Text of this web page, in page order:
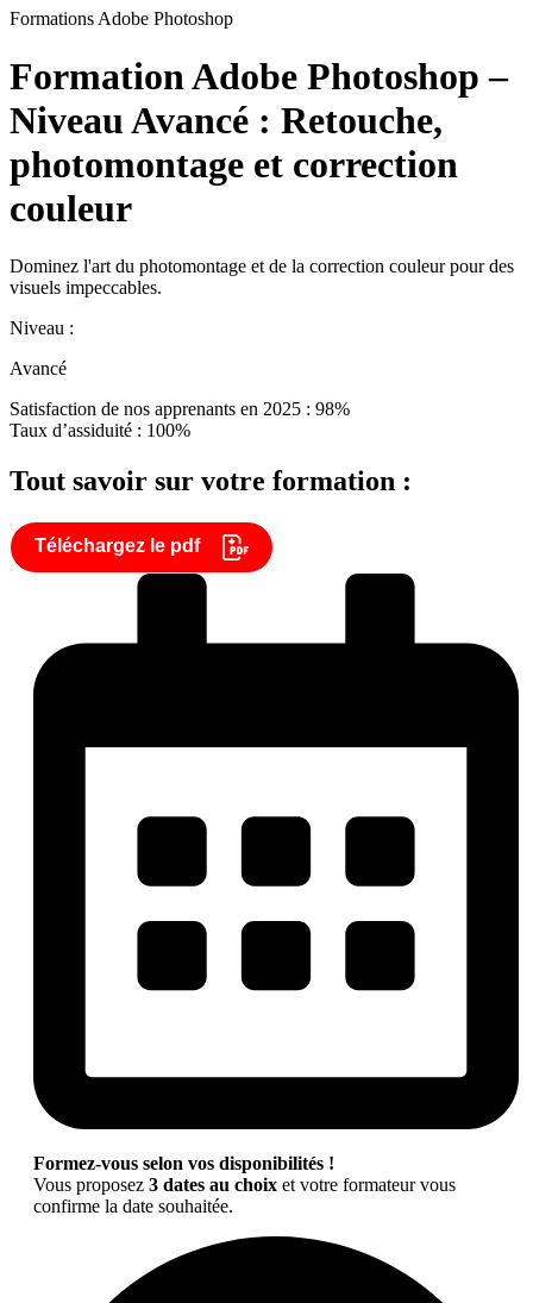
Formations Adobe Photoshop
Formation Adobe Photoshop –
Niveau Avancé : Retouche,
photomontage et correction
couleur
Dominez l'art du photomontage et de la correction couleur pour des
visuels impeccables.
Niveau :
Avancé
Satisfaction de nos apprenants en 2025 : 98%
Taux d’assiduité : 100%
Tout savoir sur votre formation :
Téléchargez le pdf
Formez-vous selon vos disponibilités !
Vous proposez 3 dates au choix et votre formateur vous
confirme la date souhaitée.